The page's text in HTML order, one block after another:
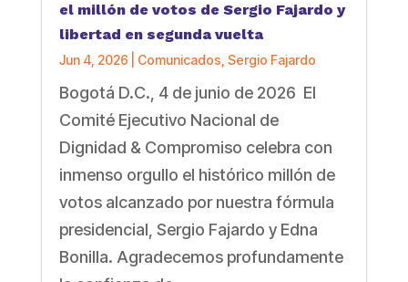
el millón de votos de Sergio Fajardo y
libertad en segunda vuelta
Jun 4, 2026 Comunicados Sergio Fajardo
Bogotá D.C., 4 de junio de 2026 El
Comité Ejecutivo Nacional de
Dignidad & Compromiso celebra con
inmenso orgullo el histórico millón de
votos alcanzado por nuestra fórmula
presidencial, Sergio Fajardo y Edna
Bonilla. Agradecemos profundamente